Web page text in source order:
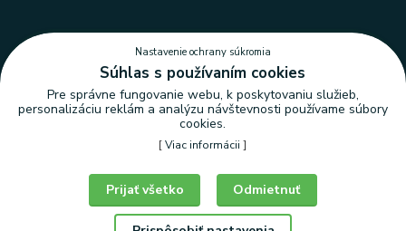
Nastavenie ochrany súkromia
Nastavenie ochrany súkromia
Súhlas s používaním cookies
Pre správne fungovanie webu, k poskytovaniu služieb,
personalizáciu reklám a analýzu návštevnosti používame súbory
cookies.
[Viac informácii ]
Odmietnuť
Prijať všetko